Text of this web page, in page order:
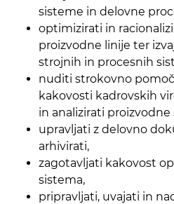
sisteme in delovne
optimizirati in
proizvodne linije ter
strojnih in procesnih
nuditi strokovno
kakovosti kadrovskih
in analizirati proizvodne
upravljati z delovno
arhivirati,
zagotavljati kakovost
sistema,
pripravljati, uvajati in